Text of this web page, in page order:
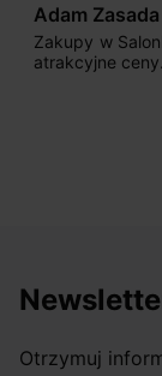
Adam Zasada
Zakupy w
atrakcyjne
Otrzymuj